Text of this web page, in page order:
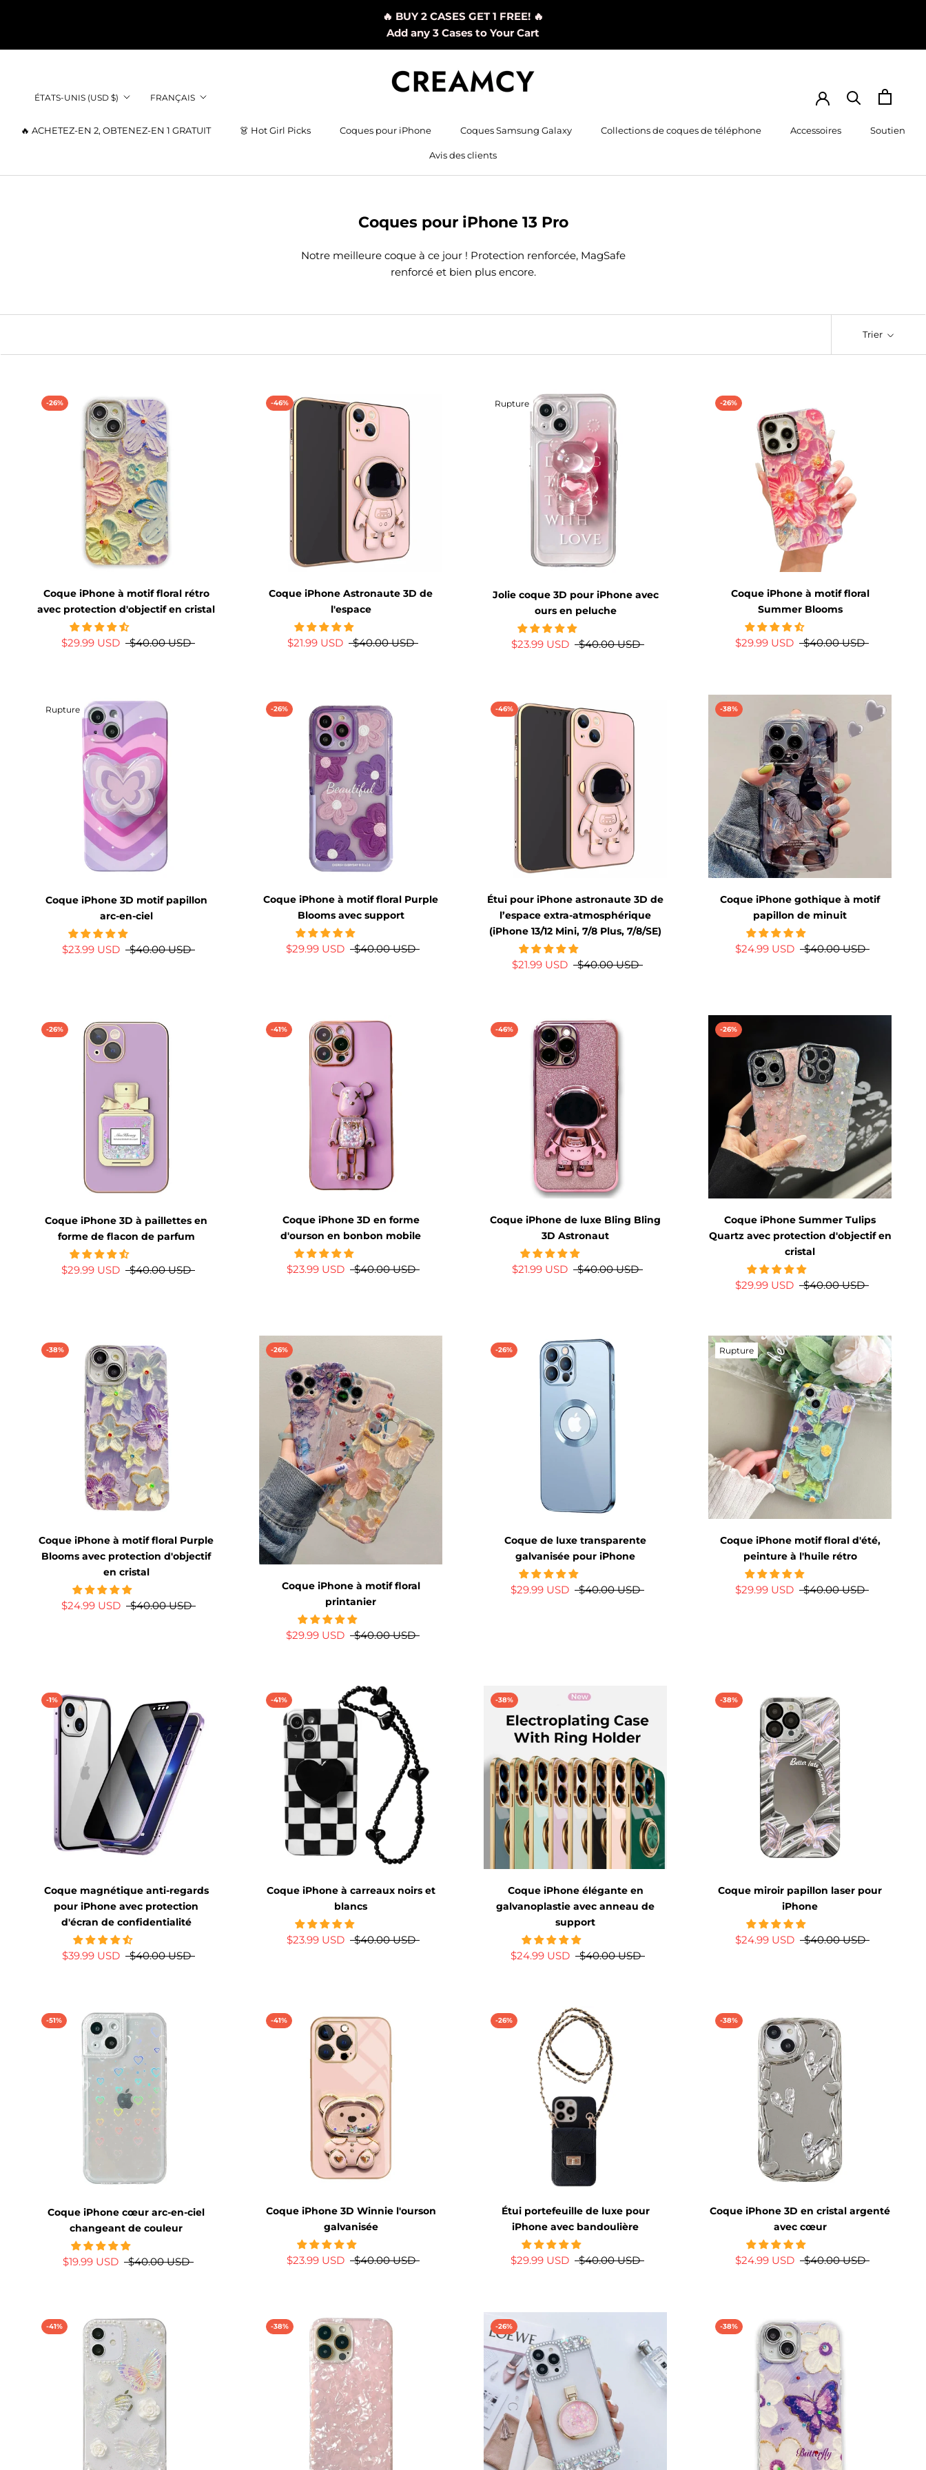
🔥 BUY 2 CASES GET 1 FREE! 🔥
Add any 3 Cases to Your Cart
🔥 ACHETEZ-EN 2, OBTENEZ-EN 1 GRATUIT 👗 Hot Girl Picks Coques pour iPhone Coques Samsung Galaxy Collections de coques de téléphone Accessoires Soutien
Avis des clients
Pays/région
ÉTATS-UNIS (USD $) Langue
FRANÇAIS
Coques pour iPhone 13 Pro
Notre meilleure coque à ce jour ! Protection renforcée, MagSafe
renforcé et bien plus encore.
Trier
-26%
Coque iPhone à motif floral rétro
avec protection d'objectif en cristal
$29.99 USD $40.00 USD
-46%
Coque iPhone Astronaute 3D de
l'espace
$21.99 USD $40.00 USD
Rupture
Jolie coque 3D pour iPhone avec
ours en peluche
$23.99 USD $40.00 USD
-26%
Coque iPhone à motif floral
Summer Blooms
$29.99 USD $40.00 USD
Rupture
Coque iPhone 3D motif papillon
arc-en-ciel
$23.99 USD $40.00 USD
-26%
Coque iPhone à motif floral Purple
Blooms avec support
$29.99 USD $40.00 USD
-46%
Étui pour iPhone astronaute 3D de
l’espace extra-atmosphérique
(iPhone 13/12 Mini, 7/8 Plus, 7/8/SE)
$21.99 USD $40.00 USD
-38%
Coque iPhone gothique à motif
papillon de minuit
$24.99 USD $40.00 USD
-26%
Coque iPhone 3D à paillettes en
forme de flacon de parfum
$29.99 USD $40.00 USD
-41%
Coque iPhone 3D en forme
d'ourson en bonbon mobile
$23.99 USD $40.00 USD
-46%
Coque iPhone de luxe Bling Bling
3D Astronaut
$21.99 USD $40.00 USD
-26%
Coque iPhone Summer Tulips
Quartz avec protection d'objectif en
cristal
$29.99 USD $40.00 USD
-38%
Coque iPhone à motif floral Purple
Blooms avec protection d'objectif
en cristal
$24.99 USD $40.00 USD
-26%
Coque iPhone à motif floral
printanier
$29.99 USD $40.00 USD
-26%
Coque de luxe transparente
galvanisée pour iPhone
$29.99 USD $40.00 USD
Rupture
Coque iPhone motif floral d'été,
peinture à l'huile rétro
$29.99 USD $40.00 USD
-1%
Coque magnétique anti-regards
pour iPhone avec protection
d'écran de confidentialité
$39.99 USD $40.00 USD
-41%
Coque iPhone à carreaux noirs et
blancs
$23.99 USD $40.00 USD
-38%
Coque iPhone élégante en
galvanoplastie avec anneau de
support
$24.99 USD $40.00 USD
-38%
Coque miroir papillon laser pour
iPhone
$24.99 USD $40.00 USD
-51%
Coque iPhone cœur arc-en-ciel
changeant de couleur
$19.99 USD $40.00 USD
-41%
Coque iPhone 3D Winnie l'ourson
galvanisée
$23.99 USD $40.00 USD
-26%
Étui portefeuille de luxe pour
iPhone avec bandoulière
$29.99 USD $40.00 USD
-38%
Coque iPhone 3D en cristal argenté
avec cœur
$24.99 USD $40.00 USD
-41% -38% -26% -38%